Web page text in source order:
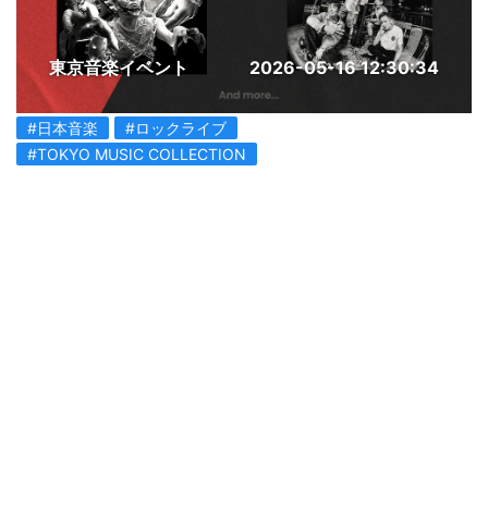
東京音楽イベント 2026-05-16 12:30:34
#日本音楽
#ロックライブ
#TOKYO MUSIC COLLECTION